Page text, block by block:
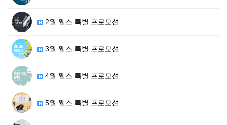
2월 웰스 특별 프로모션
3월 웰스 특별 프로모션
4월 웰스 특별 프로모션
5월 웰스 특별 프로모션